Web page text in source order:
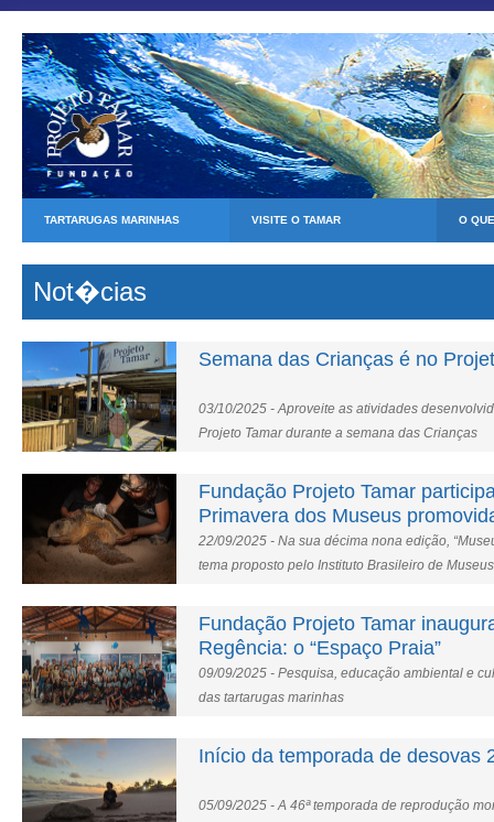
TARTARUGAS MARINHAS VISITE O TAMAR O
Not�cias
Semana das Crianças é no
03/10/2025 - Aproveite as atividades
Projeto Tamar durante a semana das Crianças
Fundação Projeto Tamar
Primavera dos Museus
22/09/2025 - Na sua décima nona edição,
tema proposto pelo Instituto Brasileiro de
Fundação Projeto Tamar
Regência: o “Espaço Praia”
09/09/2025 - Pesquisa, educação ambiental e
das tartarugas marinhas
Início da temporada de desovas
05/09/2025 - A 46ª temporada de reprodução